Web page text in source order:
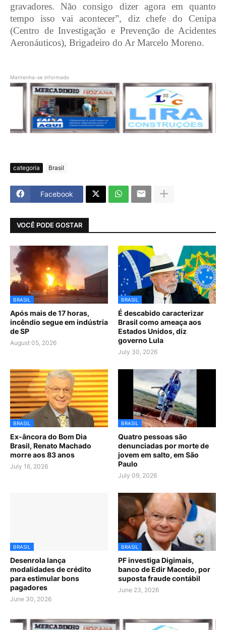
gravadores. Não consigo dizer agora em quanto
tempo isso vai acontecer”, diz chefe do Cenipa
(Centro de Investigação e Prevenção de Acidentes
Aeronáuticos), Brigadeiro do Ar Marcelo Moreno.
Mantenha-se informado
categoria Brasil
Facebook
VOCÊ PODE GOSTAR
BRASIL
Após mais de 17 horas,
incêndio segue em indústria
de SP
August 05, 2026
BRASIL
É descabido caracterizar
Brasil como ameaça aos
Estados Unidos, diz
governo Lula
July 30, 2026
BRASIL
Ex-âncora do Bom Dia
Brasil, Renato Machado
morre aos 83 anos
July 16, 2026
BRASIL
Quatro pessoas são
denunciadas por morte de
jovem em salto, em São
Paulo
July 09, 2026
BRASIL
Desenrola lança
modalidades de crédito
para estimular bons
pagadores
June 30, 2026
BRASIL
PF investiga Digimais,
banco de Edir Macedo, por
suposta fraude contábil
June 23, 2026